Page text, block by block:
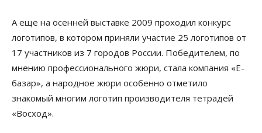
А еще на осенней выставке 2009 проходил конкурс
логотипов, в котором приняли участие 25 логотипов от
17 участников из 7 городов России. Победителем, по
мнению профессионального жюри, стала компания «E-
базар», а народное жюри особенно отметило
знакомый многим логотип производителя тетрадей
«Восход».